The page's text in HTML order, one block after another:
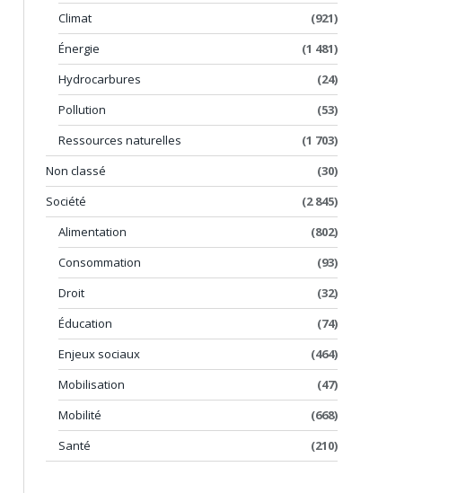
Climat
(921)
Énergie
(1 481)
Hydrocarbures
(24)
Pollution
(53)
Ressources naturelles
(1 703)
Non classé
(30)
Société
(2 845)
Alimentation
(802)
Consommation
(93)
Droit
(32)
Éducation
(74)
Enjeux sociaux
(464)
Mobilisation
(47)
Mobilité
(668)
Santé
(210)